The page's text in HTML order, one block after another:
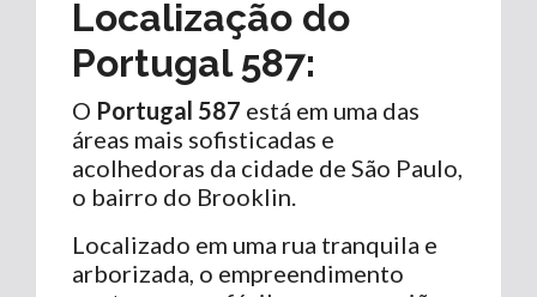
Localização do
Portugal 587:
O Portugal 587 está em uma das
áreas mais sofisticadas e
acolhedoras da cidade de São Paulo,
o bairro do Brooklin.
Localizado em uma rua tranquila e
arborizada, o empreendimento